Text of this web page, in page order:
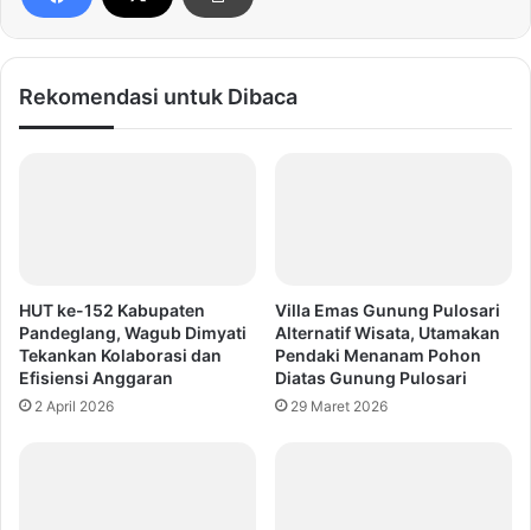
Rekomendasi untuk Dibaca
HUT ke-152 Kabupaten
Pandeglang, Wagub Dimyati
Tekankan Kolaborasi dan
Efisiensi Anggaran
2 April 2026
Villa Emas Gunung Pulosari
Alternatif Wisata, Utamakan
Pendaki Menanam Pohon
Diatas Gunung Pulosari
29 Maret 2026